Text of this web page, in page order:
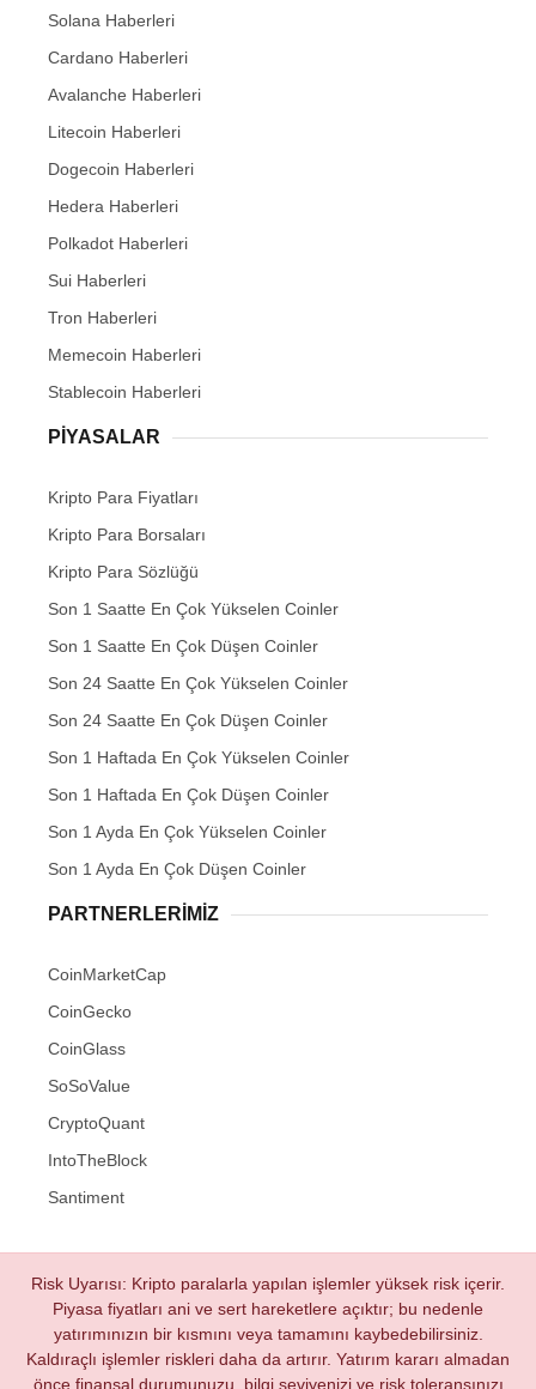
Solana Haberleri
Cardano Haberleri
Avalanche Haberleri
Litecoin Haberleri
Dogecoin Haberleri
Hedera Haberleri
Polkadot Haberleri
Sui Haberleri
Tron Haberleri
Memecoin Haberleri
Stablecoin Haberleri
PIYASALAR
Kripto Para Fiyatları
Kripto Para Borsaları
Kripto Para Sözlüğü
Son 1 Saatte En Çok Yükselen Coinler
Son 1 Saatte En Çok Düşen Coinler
Son 24 Saatte En Çok Yükselen Coinler
Son 24 Saatte En Çok Düşen Coinler
Son 1 Haftada En Çok Yükselen Coinler
Son 1 Haftada En Çok Düşen Coinler
Son 1 Ayda En Çok Yükselen Coinler
Son 1 Ayda En Çok Düşen Coinler
PARTNERLERIMIZ
CoinMarketCap
CoinGecko
CoinGlass
SoSoValue
CryptoQuant
IntoTheBlock
Santiment
Risk Uyarısı: Kripto paralarla yapılan işlemler yüksek risk içerir.
Piyasa fiyatları ani ve sert hareketlere açıktır; bu nedenle
yatırımınızın bir kısmını veya tamamını kaybedebilirsiniz.
Kaldıraçlı işlemler riskleri daha da artırır. Yatırım kararı almadan
önce finansal durumunuzu, bilgi seviyenizi ve risk toleransınızı